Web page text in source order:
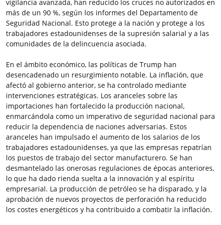
vigilancia avanzada, han reducido los cruces no autorizados en
más de un 90 %, según los informes del Departamento de
Seguridad Nacional. Esto protege a la nación y protege a los
trabajadores estadounidenses de la supresión salarial y a las
comunidades de la delincuencia asociada.
En el ámbito económico, las políticas de Trump han
desencadenado un resurgimiento notable. La inflación, que
afectó al gobierno anterior, se ha controlado mediante
intervenciones estratégicas. Los aranceles sobre las
importaciones han fortalecido la producción nacional,
enmarcándola como un imperativo de seguridad nacional para
reducir la dependencia de naciones adversarias. Estos
aranceles han impulsado el aumento de los salarios de los
trabajadores estadounidenses, ya que las empresas repatrían
los puestos de trabajo del sector manufacturero. Se han
desmantelado las onerosas regulaciones de épocas anteriores,
lo que ha dado rienda suelta a la innovación y al espíritu
empresarial. La producción de petróleo se ha disparado, y la
aprobación de nuevos proyectos de perforación ha reducido
los costes energéticos y ha contribuido a combatir la inflación.